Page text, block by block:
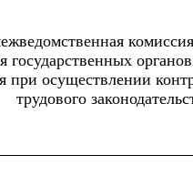
государственных
при осуществлении
трудового